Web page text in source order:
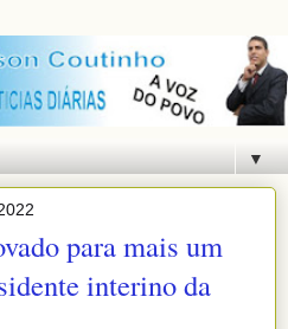
▼
para mais um
interino da